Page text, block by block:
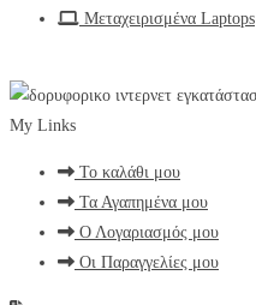
Μεταχειρισμένα Laptops
My Links
Το καλάθι μου
Τα Αγαπημένα μου
Ο Λογαριασμός μου
Οι Παραγγελίες μου